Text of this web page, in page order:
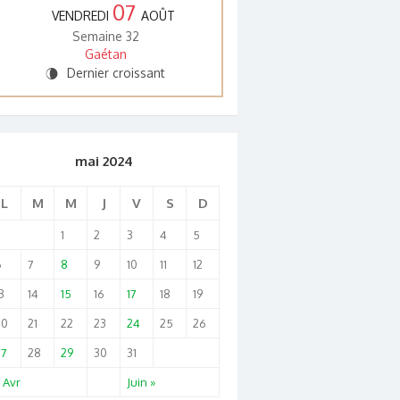
VENDREDI 07 AOÛT
Semaine 32
Gaétan
V Dernier croissant
mai 2024
L M M J V S D
Avr Juin »
1 2 3 4 5
7 8 9 10 11 12
14 15 16 17 18 19
21 22 23 24 25 26
28 29 30 31